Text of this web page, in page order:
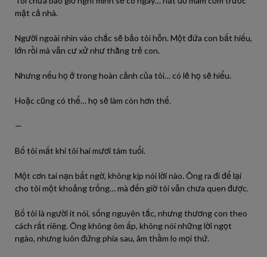
mặt cả nhà.
Người ngoài nhìn vào chắc sẽ bảo tôi hỗn. Một đứa con bất hiếu,
lớn rồi mà vẫn cư xử như thằng trẻ con.
Nhưng nếu họ ở trong hoàn cảnh của tôi… có lẽ họ sẽ hiểu.
Hoặc cũng có thể… họ sẽ làm còn hơn thế.
—
Bố tôi mất khi tôi hai mươi tám tuổi.
Một cơn tai nạn bất ngờ, không kịp nói lời nào. Ông ra đi để lại
cho tôi một khoảng trống… mà đến giờ tôi vẫn chưa quen được.
Bố tôi là người ít nói, sống nguyên tắc, nhưng thương con theo
cách rất riêng. Ông không ôm ấp, không nói những lời ngọt
ngào, nhưng luôn đứng phía sau, âm thầm lo mọi thứ.